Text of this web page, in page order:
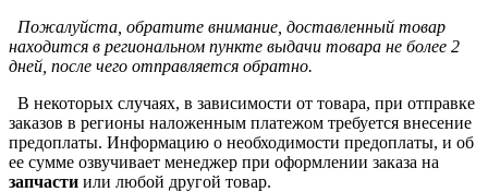
Пожалуйста, обратите внимание, доставленный товар
находится в региональном пункте выдачи товара не более 2
дней, после чего отправляется обратно.
В некоторых случаях, в зависимости от товара, при отправке
заказов в регионы наложенным платежом требуется внесение
предоплаты. Информацию о необходимости предоплаты, и об
ее сумме озвучивает менеджер при оформлении заказа на
запчасти или любой другой товар.